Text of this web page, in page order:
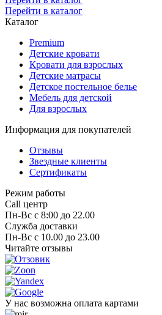
Перейти в каталог
Каталог
Premium
Детские кровати
Кровати для взрослых
Детские матрасы
Детское постельное белье
Мебель для детской
Для взрослых
Информация для покупателей
Отзывы
Звездные клиенты
Сертификаты
Режим работы
Call центр
Пн-Вс с 8:00 до 22.00
Служба доставки
Пн-Вс с 10.00 до 23.00
Читайте отзывы
У нас возможна оплата картами